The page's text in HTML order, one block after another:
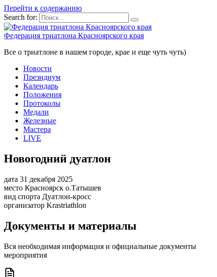
Перейти к содержанию
Search for:
Федерация триатлона Красноярского края
Все о триатлоне в нашем городе, крае и еще чуть чуть)
Новости
Президиум
Календарь
Положения
Протоколы
Медали
Железные
Мастера
LIVE
Новогодний дуатлон
дата 31 декабря 2025
место Красноярск о.Татышев
вид спорта Дуатлон-кросс
организатор Krastriathlon
Документы и материалы
Вся необходимая информация и официальные документы
мероприятия